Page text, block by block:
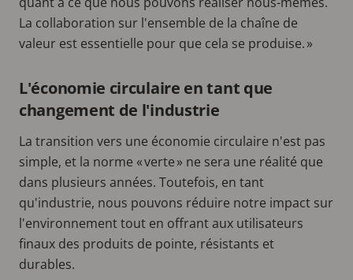
La collaboration sur l'ensemble de la chaîne de
valeur est essentielle pour que cela se produise. »
L'économie circulaire en tant que
changement de l'industrie
La transition vers une économie circulaire n'est pas
simple, et la norme « verte » ne sera une réalité que
dans plusieurs années. Toutefois, en tant
qu'industrie, nous pouvons réduire notre impact sur
l'environnement tout en offrant aux utilisateurs
finaux des produits de pointe, résistants et
durables.